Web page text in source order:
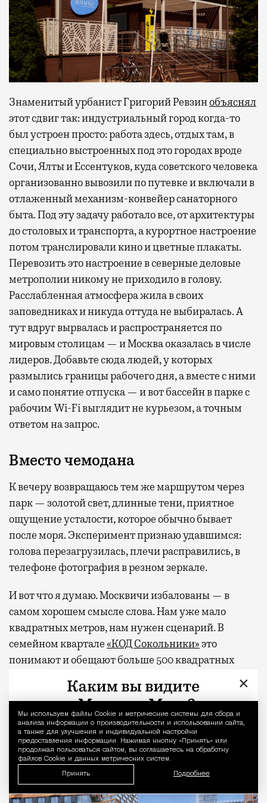
Уведомление
Мы используем файлы Сookie и метрические системы для сбора и
анализа информации о производительности и использовании сайта,
а также для улучшения и индивидуальной настройки
предоставления информации. Нажимая кнопку «Принять» или
продолжая пользоваться сайтом, вы соглашаетесь на обработку
файлов Cookie и данных метрических систем.
Принять Подробнее
Знаменитый урбанист Григорий Ревзинобъяснял
этот сдвиг так: индустриальный город когда-то
был устроен просто: работа здесь, отдых там, в
специально выстроенных под это городах вроде
Сочи, Ялты и Ессентуков, куда советского человека
организованно вывозили по путевке и включали в
отлаженный механизм-конвейер санаторного
быта. Под эту задачу работало все, от архитектуры
до столовых и транспорта, а курортное настроение
потом транслировали кино и цветные плакаты.
Перевозить это настроение в северные деловые
метрополии никому не приходило в голову.
Расслабленная атмосфера жила в своих
заповедниках и никуда оттуда не выбиралась. А
тут вдруг вырвалась и распространяется по
мировым столицам — и Москва оказалась в числе
лидеров. Добавьте сюда людей, у которых
размылись границы рабочего дня, а вместе с ними
и само понятие отпуска — и вот бассейн в парке с
рабочим Wi-Fi выглядит не курьезом, а точным
ответом на запрос.
Вместо чемодана
К вечеру возвращаюсь тем же маршрутом через
парк — золотой свет, длинные тени, приятное
ощущение усталости, которое обычно бывает
после моря. Эксперимент признаю удавшимся:
голова перезагрузилась, плечи расправились, в
телефоне фотография в резном зеркале.
И вот что я думаю. Москвичи избалованы — в
самом хорошем смысле слова. Нам уже мало
квадратных метров, нам нужен сценарий. В
семейном квартале«КОД Сокольники»это
понимают и обещают больше 500 квадратных
дома — коворкинг, общественную гостиную,
фитнес-студию, многофункциональное арт-
пространство и двухуровневую «игровую» для
детей. А снаружи, через свой тихий вход, будет
легендарный парк со всем его курортным
хозяйством.
×